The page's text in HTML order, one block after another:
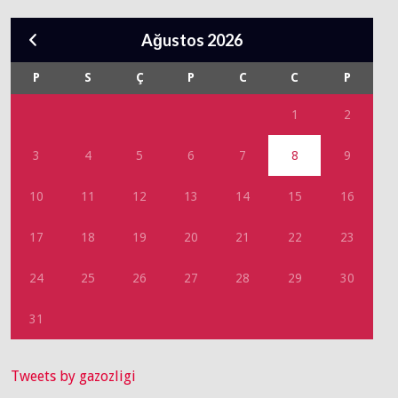
Ağustos 2026
P S Ç P C C P
1 2
3 4 5 6 7 8 9
10 11 12 13 14 15 16
17 18 19 20 21 22 23
24 25 26 27 28 29 30
31
Tweets by gazozligi